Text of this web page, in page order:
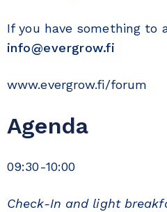
If you have something to
info@evergrow.fi
www.evergrow.fi/forum
Agenda
09:30-10:00
Check-In and light